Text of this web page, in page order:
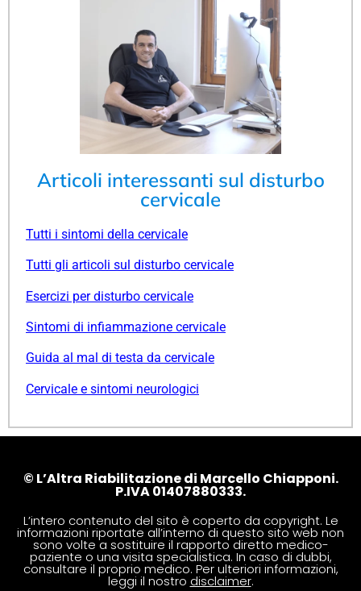
Articoli interessanti sul disturbo
cervicale
Tutti i sintomi della cervicale
Tutti gli articoli sul disturbo cervicale
Esercizi per disturbo cervicale
Sintomi di infiammazione cervicale
Guida al mal di testa da cervicale
Cervicale e sintomi neurologici
© L’Altra Riabilitazione di Marcello Chiapponi.
P.IVA 01407880333.
L’intero contenuto del sito è coperto da copyright. Le
informazioni riportate all’interno di questo sito web non
sono volte a sostituire il rapporto diretto medico-
paziente o una visita specialistica. In caso di dubbi,
consultare il proprio medico. Per ulteriori informazioni,
leggi il nostro disclaimer.